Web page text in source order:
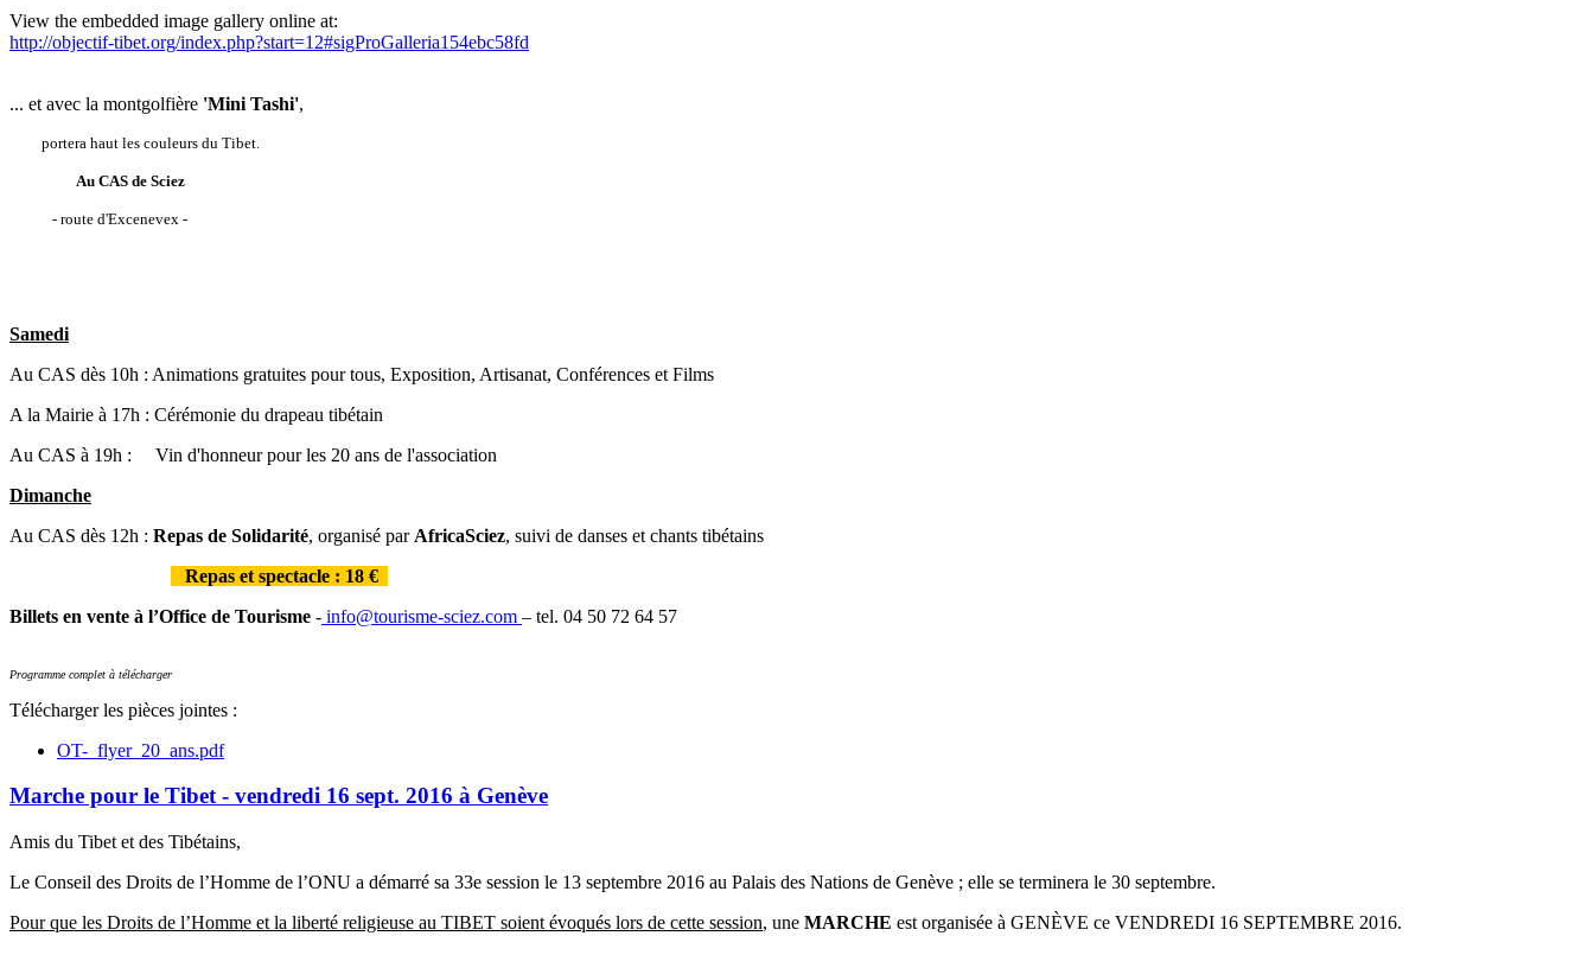
View the embedded image gallery online at:
http://objectif-tibet.org/index.php?start=12#sigProGalleria154ebc58fd
... et avec la montgolfière 'Mini Tashi',
portera haut les couleurs du Tibet.
Au CAS de Sciez
- route d'Excenevex -
Samedi
Au CAS dès 10h : Animations gratuites pour tous, Exposition, Artisanat, Conférences et Films
A la Mairie à 17h : Cérémonie du drapeau tibétain
Au CAS à 19h : Vin d'honneur pour les 20 ans de l'association
Dimanche
Au CAS dès 12h : Repas de Solidarité, organisé par AfricaSciez, suivi de danses et chants tibétains
Repas et spectacle : 18 €
Billets en vente à l’Office de Tourisme - info@tourisme-sciez.com – tel. 04 50 72 64 57
Programme complet à télécharger
Télécharger les pièces jointes :
OT-_flyer_20_ans.pdf
Marche pour le Tibet - vendredi 16 sept. 2016 à Genève
Amis du Tibet et des Tibétains,
Le Conseil des Droits de l’Homme de l’ONU a démarré sa 33e session le 13 septembre 2016 au Palais des Nations de Genève ; elle se terminera le 30 septembre.
Pour que les Droits de l’Homme et la liberté religieuse au TIBET soient évoqués lors de cette session, une MARCHE est organisée à GENÈVE ce VENDREDI 16 SEPTEMBRE 2016.